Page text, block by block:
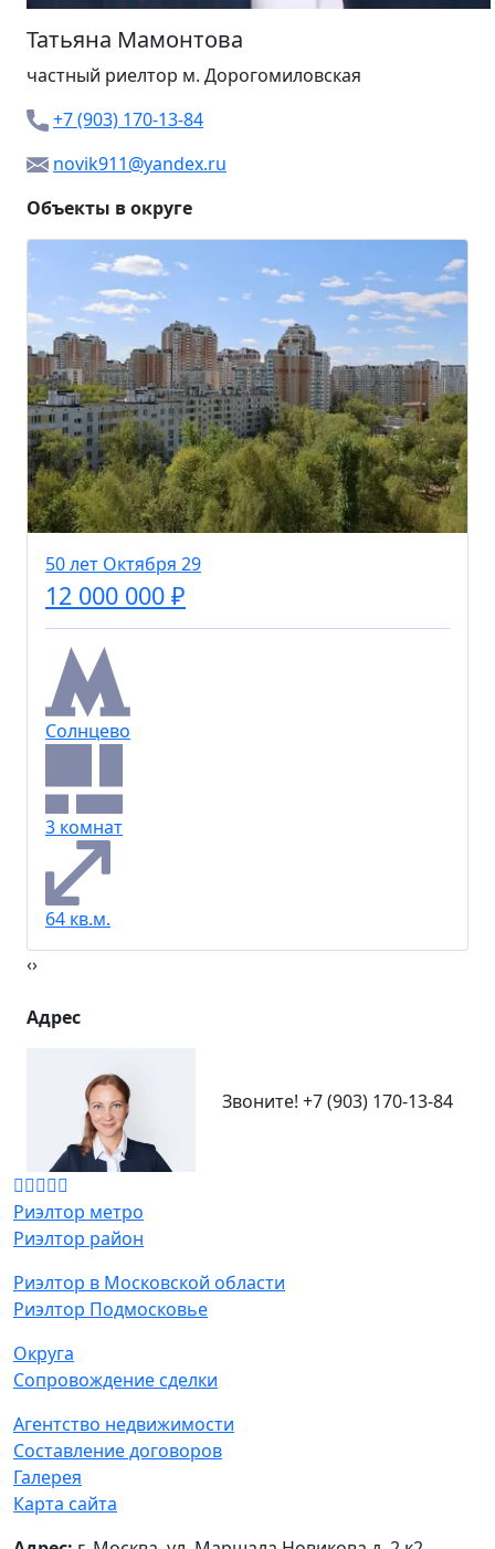
Татьяна Мамонтова
частный риелтор м. Дорогомиловская
+7 (903) 170-13-84
novik911@yandex.ru
Объекты в округе
50 лет Октября 29
12 000 000 ₽
Солнцево
3 комнат
64 кв.м.
‹›
Адрес
Звоните! +7 (903) 170-13-84
Риэлтор метро
Риэлтор район
Риэлтор в Московской области
Риэлтор Подмосковье
Округа
Сопровождение сделки
Агентство недвижимости
Составление договоров
Галерея
Карта сайта